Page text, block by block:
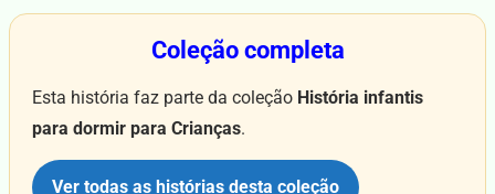
Coleção completa
Esta história faz parte da coleção História infantis
para dormir para Crianças.
Ver todas as histórias desta coleção